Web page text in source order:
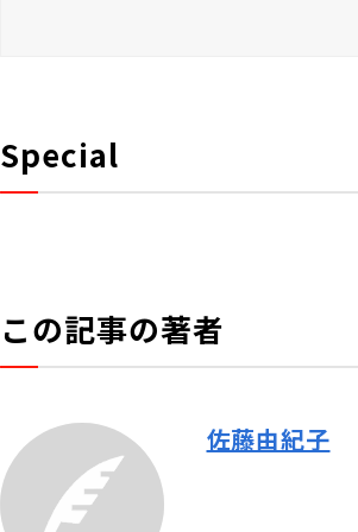
Special
この記事の著者
佐藤由紀子